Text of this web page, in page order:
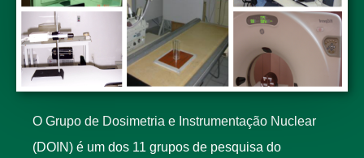
O Grupo de Dosimetria e Instrumentação Nuclear
(DOIN) é um dos 11 grupos de pesquisa do